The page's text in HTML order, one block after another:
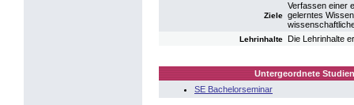
Ziele
Verfassen einer
gelerntes
Lehrinhalte Die Lehrinhalte
Untergeordnete
SE Bachelorseminar